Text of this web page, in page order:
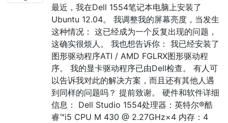
最近，我在Dell 1554笔记本电脑上安装了
Ubuntu 12.04。 我调整我的屏幕亮度，当发生
这种情况： 这已经成为一个反复出现的问题，
这确实很烦人。 我也想告诉你： 我已经安装了
图形驱动程序ATI / AMD FGLRX图形驱动程
序。 我的显卡驱动程序已由Dell检查。 有人可
以告诉我对此的解决方案，而且还有其他人遇
到同样的问题吗？ 提前致谢。 硬件和软件详细
信息： Dell Studio 1554处理器：英特尔®酷
睿™i5 CPU M 430 @ 2.27GHz×4 内存：4